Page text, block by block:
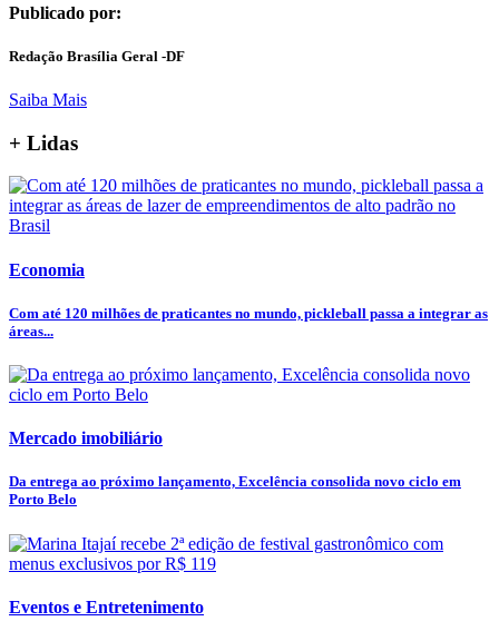
Publicado por:
Redação Brasília Geral -DF
Saiba Mais
+ Lidas
Economia
Com até 120 milhões de praticantes no mundo, pickleball passa a integrar as
áreas...
Mercado imobiliário
Da entrega ao próximo lançamento, Excelência consolida novo ciclo em
Porto Belo
Eventos e Entretenimento